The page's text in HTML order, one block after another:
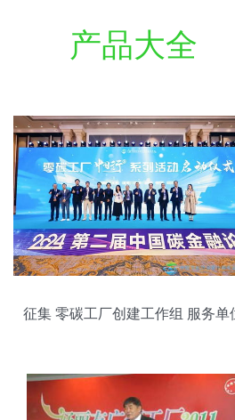
产品大全
征集 零碳工厂创建工作组 服务单